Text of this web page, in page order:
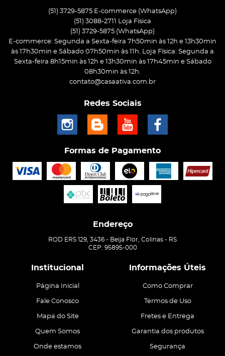
(51) 3729-5875 E-commerce (WhatsApp)
(51) 3088-2711 Loja Física
(51) 3729-5875 (WhatsApp)
E-commerce: Segunda a Sexta-feira 7h50min às 12h e 13h30min
às 17h30min e Sábado 07h50min às 11h. Loja Física: Segunda a
Sexta-feira 8h15min às 12h e 13h30min às 17h45min e Sábado
08h30min às 12h.
contato@casaativa.com.br
Redes Sociais
Formas de Pagamento
Endereço
ROD ERS 129, 3436 - Beija Flor, Colinas - RS
CEP: 95895-000
Institucional
Página Inicial
Fale Conosco
Mapa do Site
Quem Somos
Onde estamos
Informações Úteis
Como Comprar
Termos de Uso
Fretes e Entrega
Garantia dos produtos
Segurança